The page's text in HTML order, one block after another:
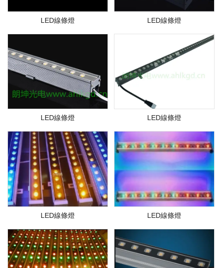
LED線條燈 LED線條燈
LED線條燈 LED線條燈
LED線條燈 LED線條燈